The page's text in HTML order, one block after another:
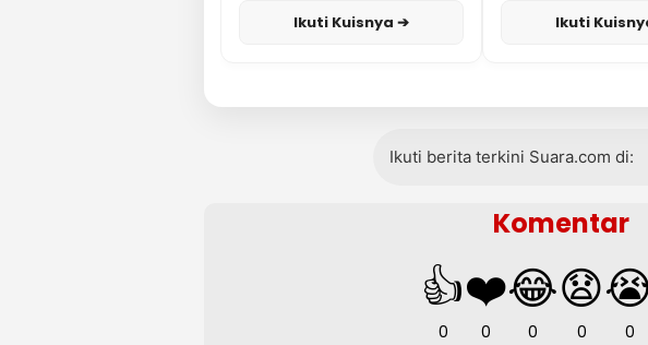
Ikuti Kuisnya ➔ Ikuti
Ikuti berita terkini Suara.com di:
Komentar
👍
0
❤️
0
😂
0
😧
0 0